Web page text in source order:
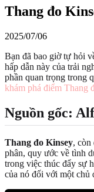
Thang đo
2025/07/06
Bạn đã bao giờ tự hỏi
hấp dẫn này của trải
phần quan trọng trong
khám phá điểm Thang
Nguồn gốc:
Thang đo Kinsey, còn
phân, quy ước về tình
trong việc thúc đẩy sự
của nó đối với một chủ